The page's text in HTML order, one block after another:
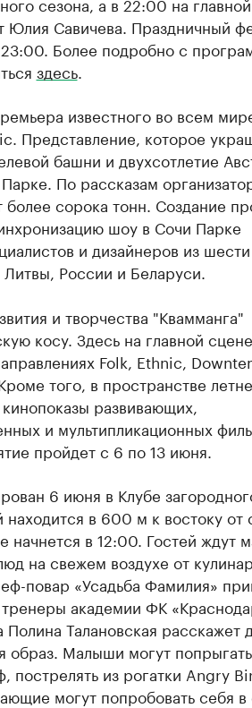
Юлия Савичева. Праздничный
23:00. Более подробно с
здесь.
известного во всем
Представление, которое
башни и двухсотлетие
По рассказам
сорока тонн. Создание
шоу в Сочи Парке
и дизайнеров из
России и Беларуси.
и творчества "Квамманга"
косу. Здесь на главной
Folk, Ethnic,
того, в пространстве
развивающих,
и мультипликационных
пройдет с 6 по 13 июня.
6 июня в Клубе
в 600 м к востоку от
начнется в 12:00. Гостей ждут
на свежем воздухе от
повар «Усадьба Фамилия»
академии ФК
Полина Талановская расскажет
образ. Малыши могут
пострелять из рогатки Angry
могут попробовать себя в